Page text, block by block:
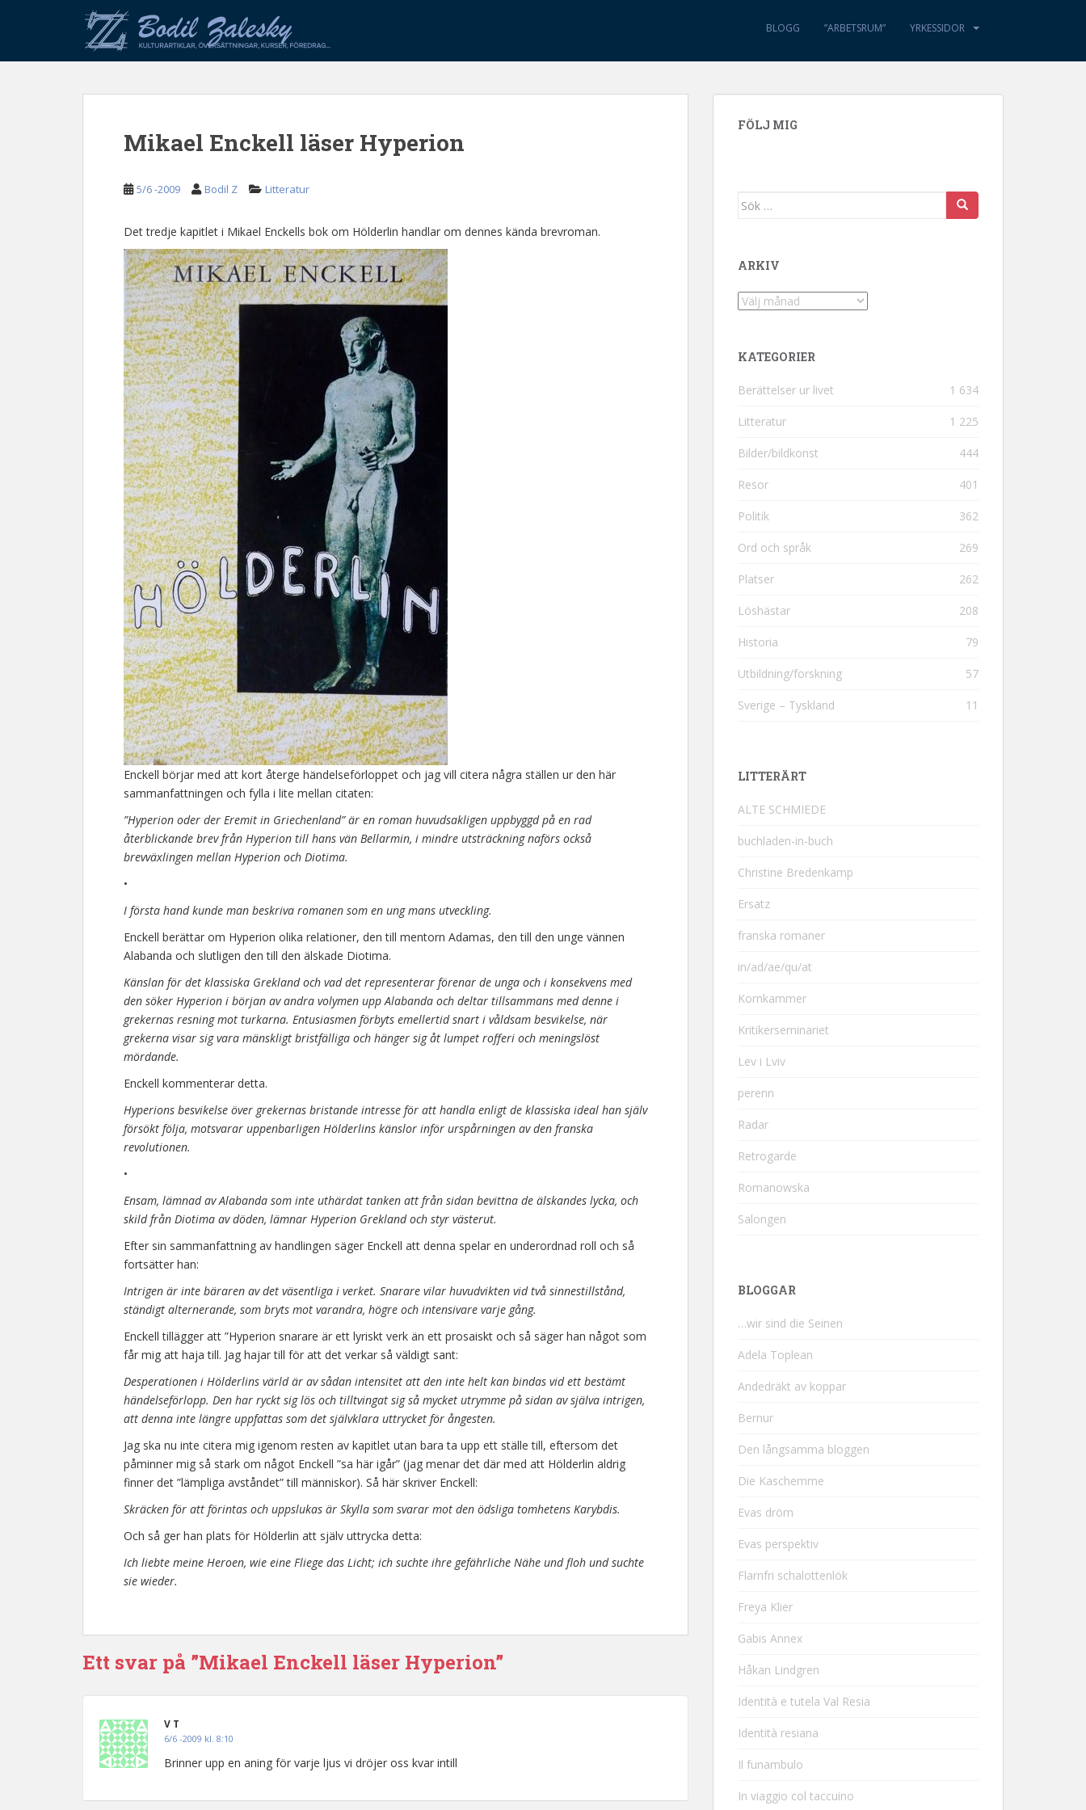
p
BLOGG ”ARBETSRUM” YRKESSIDOR
Mikael Enckell läser Hyperion
5/6 -2009 Bodil Z Litteratur
Det tredje kapitlet i Mikael Enckells bok om Hölderlin handlar om dennes kända brevroman.
Enckell börjar med att kort återge händelseförloppet och jag vill citera några ställen ur den här
sammanfattningen och fylla i lite mellan citaten:
”Hyperion oder der Eremit in Griechenland” är en roman huvudsakligen uppbyggd på en rad
återblickande brev från Hyperion till hans vän Bellarmin, i mindre utsträckning naförs också
brevväxlingen mellan Hyperion och Diotima.
•
I första hand kunde man beskriva romanen som en ung mans utveckling.
Enckell berättar om Hyperion olika relationer, den till mentorn Adamas, den till den unge vännen
Alabanda och slutligen den till den älskade Diotima.
Känslan för det klassiska Grekland och vad det representerar förenar de unga och i konsekvens med
den söker Hyperion i början av andra volymen upp Alabanda och deltar tillsammans med denne i
grekernas resning mot turkarna. Entusiasmen förbyts emellertid snart i våldsam besvikelse, när
grekerna visar sig vara mänskligt bristfälliga och hänger sig åt lumpet rofferi och meningslöst
mördande.
Enckell kommenterar detta.
Hyperions besvikelse över grekernas bristande intresse för att handla enligt de klassiska ideal han själv
försökt följa, motsvarar uppenbarligen Hölderlins känslor inför urspårningen av den franska
revolutionen.
•
Ensam, lämnad av Alabanda som inte uthärdat tanken att från sidan bevittna de älskandes lycka, och
skild från Diotima av döden, lämnar Hyperion Grekland och styr västerut.
Efter sin sammanfattning av handlingen säger Enckell att denna spelar en underordnad roll och så
fortsätter han:
Intrigen är inte bäraren av det väsentliga i verket. Snarare vilar huvudvikten vid två sinnestillstånd,
ständigt alternerande, som bryts mot varandra, högre och intensivare varje gång.
Enckell tillägger att ”Hyperion snarare är ett lyriskt verk än ett prosaiskt och så säger han något som
får mig att haja till. Jag hajar till för att det verkar så väldigt sant:
Desperationen i Hölderlins värld är av sådan intensitet att den inte helt kan bindas vid ett bestämt
händelseförlopp. Den har ryckt sig lös och tilltvingat sig så mycket utrymme på sidan av själva intrigen,
att denna inte längre uppfattas som det självklara uttrycket för ångesten.
Jag ska nu inte citera mig igenom resten av kapitlet utan bara ta upp ett ställe till, eftersom det
påminner mig så stark om något Enckell ”sa här igår” (jag menar det där med att Hölderlin aldrig
finner det ”lämpliga avståndet” till människor). Så här skriver Enckell:
Skräcken för att förintas och uppslukas är Skylla som svarar mot den ödsliga tomhetens Karybdis.
Och så ger han plats för Hölderlin att själv uttrycka detta:
Ich liebte meine Heroen, wie eine Fliege das Licht; ich suchte ihre gefährliche Nähe und floh und suchte
sie wieder.
Ett svar på ”Mikael Enckell läser Hyperion”
V T
6/6 -2009 kl. 8:10
Brinner upp en aning för varje ljus vi dröjer oss kvar intill
FÖLJ MIG
Sök efter:
ARKIV
Arkiv
KATEGORIER
Berättelser ur livet 1 634
Litteratur 1 225
Bilder/bildkonst 444
Resor 401
Politik 362
Ord och språk 269
Platser 262
Löshästar 208
Historia 79
Utbildning/forskning 57
Sverige – Tyskland 11
LITTERÄRT
ALTE SCHMIEDE
buchladen-in-buch
Christine Bredenkamp
Ersatz
franska romaner
in/ad/ae/qu/at
Kornkammer
Kritikerseminariet
Lev i Lviv
perenn
Radar
Retrogarde
Romanowska
Salongen
BLOGGAR
…wir sind die Seinen
Adela Toplean
Andedräkt av koppar
Bernur
Den långsamma bloggen
Die Kaschemme
Evas dröm
Evas perspektiv
Flarnfri schalottenlök
Freya Klier
Gabis Annex
Håkan Lindgren
Identità e tutela Val Resia
Identità resiana
Il funambulo
In viaggio col taccuino